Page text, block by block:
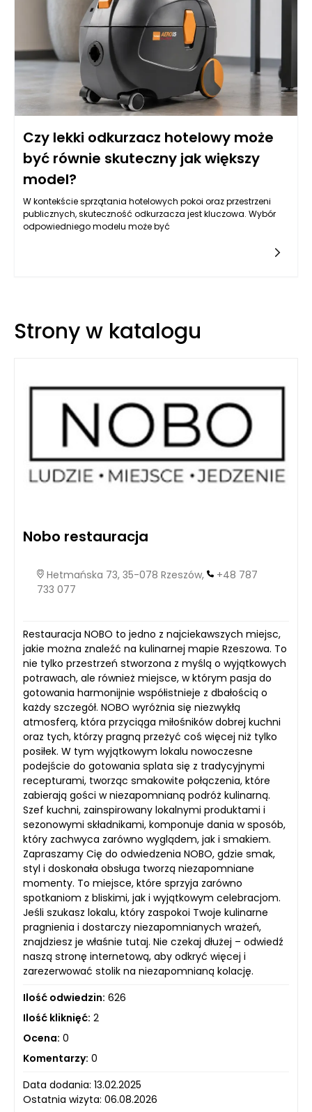
Czy lekki odkurzacz hotelowy może
być równie skuteczny jak większy
model?
W kontekście sprzątania hotelowych pokoi oraz przestrzeni
publicznych, skuteczność odkurzacza jest kluczowa. Wybór
odpowiedniego modelu może być
Strony w katalogu
Nobo restauracja
Hetmańska 73, 35-078 Rzeszów,
+48 787
733 077
Restauracja NOBO to jedno z najciekawszych miejsc,
jakie można znaleźć na kulinarnej mapie Rzeszowa. To
nie tylko przestrzeń stworzona z myślą o wyjątkowych
potrawach, ale również miejsce, w którym pasja do
gotowania harmonijnie współistnieje z dbałością o
każdy szczegół. NOBO wyróżnia się niezwykłą
atmosferą, która przyciąga miłośników dobrej kuchni
oraz tych, którzy pragną przeżyć coś więcej niż tylko
posiłek. W tym wyjątkowym lokalu nowoczesne
podejście do gotowania splata się z tradycyjnymi
recepturami, tworząc smakowite połączenia, które
zabierają gości w niezapomnianą podróż kulinarną.
Szef kuchni, zainspirowany lokalnymi produktami i
sezonowymi składnikami, komponuje dania w sposób,
który zachwyca zarówno wyglądem, jak i smakiem.
Zapraszamy Cię do odwiedzenia NOBO, gdzie smak,
styl i doskonała obsługa tworzą niezapomniane
momenty. To miejsce, które sprzyja zarówno
spotkaniom z bliskimi, jak i wyjątkowym celebracjom.
Jeśli szukasz lokalu, który zaspokoi Twoje kulinarne
pragnienia i dostarczy niezapomnianych wrażeń,
znajdziesz je właśnie tutaj. Nie czekaj dłużej – odwiedź
naszą stronę internetową, aby odkryć więcej i
zarezerwować stolik na niezapomnianą kolację.
Ilość odwiedzin: 626
Ilość kliknięć: 2
Ocena: 0
Komentarzy: 0
Data dodania: 13.02.2025
Ostatnia wizyta: 06.08.2026